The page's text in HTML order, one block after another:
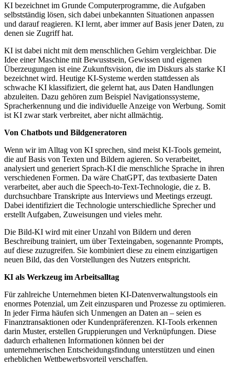
KI bezeichnet im Grunde Computerprogramme, die Aufgaben
selbstständig lösen, sich dabei unbekannten Situationen anpassen
und darauf reagieren. KI lernt, aber immer auf Basis jener Daten, zu
denen sie Zugriff hat.
KI ist dabei nicht mit dem menschlichen Gehirn vergleichbar. Die
Idee einer Maschine mit Bewusstsein, Gewissen und eigenen
Überzeugungen ist eine Zukunftsvision, die im Diskurs als starke KI
bezeichnet wird. Heutige KI-Systeme werden stattdessen als
schwache KI klassifiziert, die gelernt hat, aus Daten Handlungen
abzuleiten. Dazu gehören zum Beispiel Navigationssysteme,
Spracherkennung und die individuelle Anzeige von Werbung. Somit
ist KI zwar stark verbreitet, aber nicht allmächtig.
Von Chatbots und Bildgeneratoren
Wenn wir im Alltag von KI sprechen, sind meist KI-Tools gemeint,
die auf Basis von Texten und Bildern agieren. So verarbeitet,
analysiert und generiert Sprach-KI die menschliche Sprache in ihren
verschiedenen Formen. Da wäre ChatGPT, das textbasierte Daten
verarbeitet, aber auch die Speech-to-Text-Technologie, die z. B.
durchsuchbare Transkripte aus Interviews und Meetings erzeugt.
Dabei identifiziert die Technologie unterschiedliche Sprecher und
erstellt Aufgaben, Zuweisungen und vieles mehr.
Die Bild-KI wird mit einer Unzahl von Bildern und deren
Beschreibung trainiert, um über Texteingaben, sogenannte Prompts,
auf diese zuzugreifen. Sie kombiniert diese zu einem einzigartigen
neuen Bild, das den Vorstellungen des Nutzers entspricht.
KI als Werkzeug im Arbeitsalltag
Für zahlreiche Unternehmen bieten KI-Datenverwaltungstools ein
enormes Potenzial, um Zeit einzusparen und Prozesse zu optimieren.
In jeder Firma häufen sich Unmengen an Daten an – seien es
Finanztransaktionen oder Kundenpräferenzen. KI-Tools erkennen
darin Muster, erstellen Gruppierungen und Verknüpfungen. Diese
dadurch erhaltenen Informationen können bei der
unternehmerischen Entscheidungsfindung unterstützen und einen
erheblichen Wettbewerbsvorteil verschaffen.